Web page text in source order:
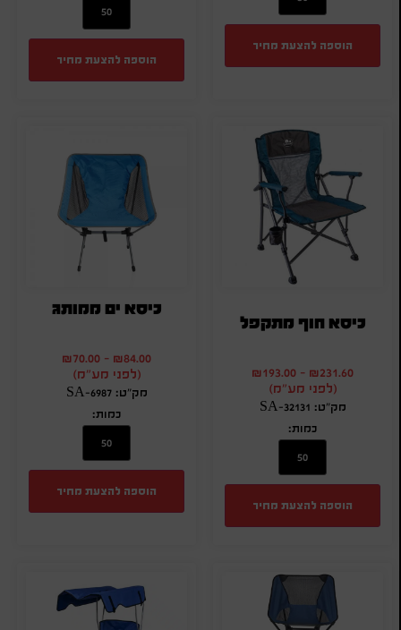
הוספה להצעת מחיר
הוספה להצעת מחיר
כיסא חוף מתקפל
₪231.60
-
₪193.00
(לפני מע"מ)
מק"ט: SA-32131
כמות:
הוספה להצעת מחיר
כיסא ים ממותג
₪84.00
-
₪70.00
(לפני מע"מ)
מק"ט: SA-6987
כמות:
הוספה להצעת מחיר